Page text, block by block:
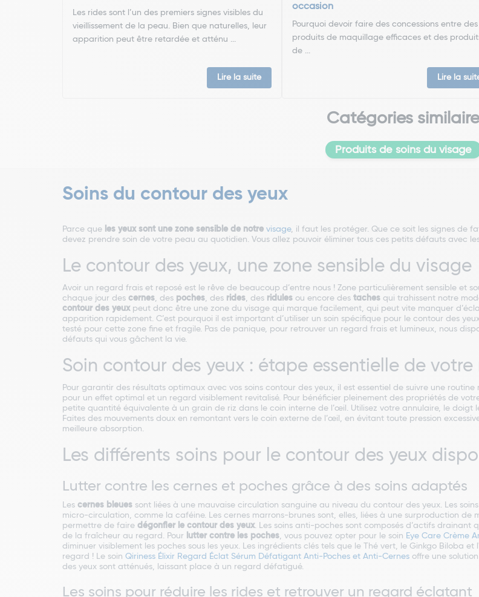
Les rides sont l’un des premiers signes visibles du
vieillissement de la peau. Bien que naturelles, leur
apparition peut être retardée et atténu ...
Lire la suite
occasion
Pourquoi devoir faire des concessions entre des
produits de maquillage efficaces et des
de ...
Lire la
Catégories
Produits de soins du visage
Soins du contour des yeux
Parce que les yeux sont une zone sensible de notre visage, il faut les protéger. Que ce soit les signes de
devez prendre soin de votre peau au quotidien. Vous allez pouvoir éliminer tous ces petits défauts avec
Le contour des yeux, une zone sensible du visage
Avoir un regard frais et reposé est le rêve de beaucoup d’entre nous ! Zone particulièrement sensible et
chaque jour des cernes, des poches, des rides, des ridules ou encore des taches qui trahissent notre
contour des yeuxpeut donc être une zone du visage qui marque facilement, qui peut vite manquer
apparition rapidement. C’est pourquoi il est important d’utiliser un soin spécifique pour le contour des
testé pour cette zone fine et fragile. Pas de panique, pour retrouver un regard frais et lumineux, nous
défauts qui vous gâchent la vie.
Soin contour des yeux : étape essentielle de
Pour garantir des résultats optimaux avec vos soins contour des yeux, il est essentiel de suivre une
pour un effet optimal et un regard visiblement revitalisé. Pour bénéficier pleinement des propriétés de
petite quantité équivalente à un grain de riz dans le coin interne de l’œil. Utilisez votre annulaire, le
Faites des mouvements doux en remontant vers le coin externe de l’œil, en évitant toute pression
meilleure absorption.
Les différents soins pour le contour des yeux
Lutter contre les cernes et poches grâce à des soins adaptés
Les cernes bleues sont liées à une mauvaise circulation sanguine au niveau du contour des yeux. Les
micro-circulation, comme la caféine. Les cernes marrons-brunes sont, elles, liées à une surproduction de
permettre de faire dégonfler le contour des yeux. Les soins anti-poches sont composés d’actifs
de la fraîcheur au regard. Pour
lutter contre les poches, vous pouvez opter pour le soin Eye Care Crème
diminuer visiblement les poches sous les yeux. Les ingrédients clés tels que le Thé vert, le Ginkgo Biloba
regard ! Le soin Qiriness Élixir Regard Éclat Sérum Défatigant Anti-Poches et Anti-Cernes offre une
des yeux sont atténués, laissant place à un regard défatigué.
Les soins pour réduire les rides et retrouver un regard éclatant